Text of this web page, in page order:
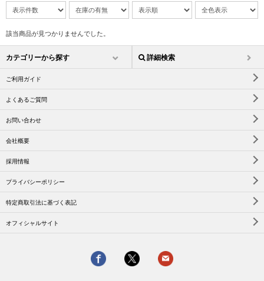
該当商品が見つかりませんでした。
カテゴリーから探す 詳細検索
ご利用ガイド
よくあるご質問
お問い合わせ
会社概要
採用情報
プライバシーポリシー
特定商取引法に基づく表記
オフィシャルサイト